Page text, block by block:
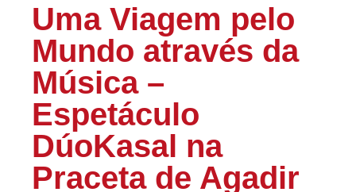
Uma Viagem pelo
Mundo através da
Música –
Espetáculo
DúoKasal na
Praceta de Agadir